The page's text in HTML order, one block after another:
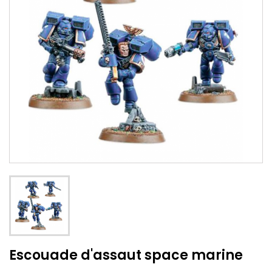
Escouade d'assaut space marine